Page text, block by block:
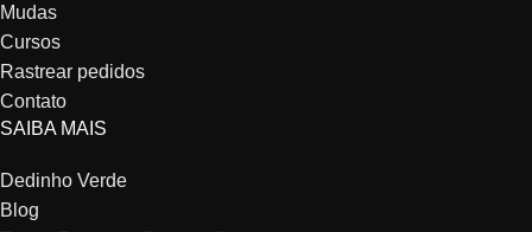
Mudas
Cursos
Rastrear pedidos
Contato
SAIBA MAIS
Dedinho Verde
Blog